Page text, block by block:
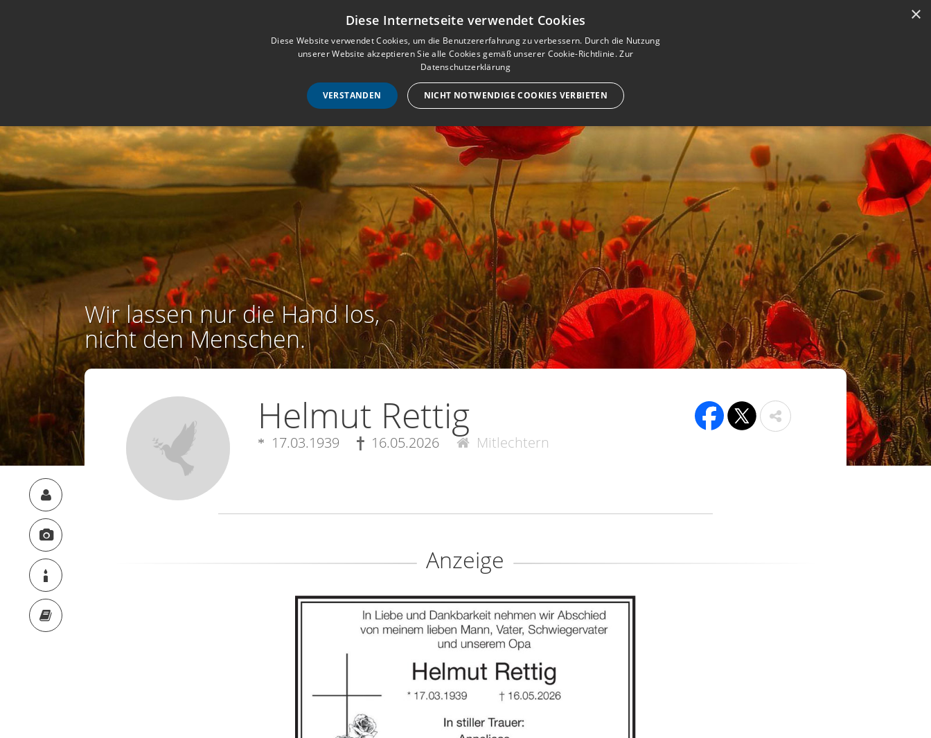
Musterbuch für Traueranzeigen
STARTSEITE HILFE IM TRAUERFALL
Wir lassen nur die Hand los,
nicht den Menschen.
Helmut Rettig
17.03.1939 16.05.2026 Mitlechtern
Anzeige
×
Diese Internetseite verwendet Cookies
Diese Website verwendet Cookies, um die Benutzererfahrung zu verbessern. Durch die Nutzung
unserer Website akzeptieren Sie alle Cookies gemäß unserer Cookie-Richtlinie.Zur
Datenschutzerklärung
VERSTANDEN NICHT NOTWENDIGE COOKIES VERBIETEN